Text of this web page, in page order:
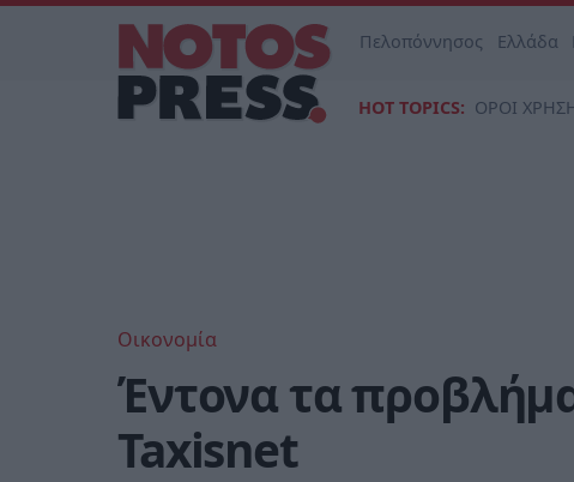
Πελοπόννησος Ελλάδα
HOT TOPICS: ΟΡΟΙ
Οικονομία
Έντονα τα
Taxisnet